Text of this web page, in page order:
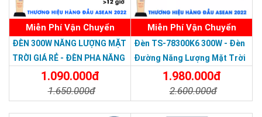
Sử dụng pin Lithium ion LiFePO4
Pin là bộ phận quan trọng nhất và cũng là yếu tố then chốt
Thương hiệu dẫn đầu Việt Nam 2023
Miễn Phí Vận Chuyển
ĐÈN 300W NĂNG LƯỢNG MẶT
TRỜI GIÁ RẺ - ĐÈN PHA NĂNG
LƯỢNG MẶT TRỜI 300W MẪU
1.090.000đ
1.650.000đ
Miễn Phí Vận Chuyển
Đèn TS-78300K6 300W - Đèn
Đường Năng Lượng Mặt Trời
300W TS-78300K6 - Solar
Light 300W
1.980.000đ
2.600.000đ